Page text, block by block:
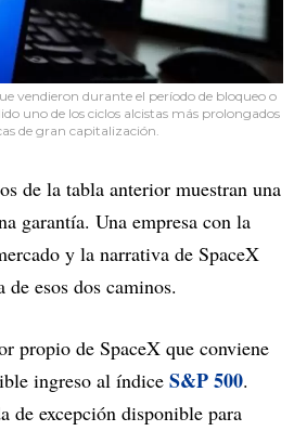
vendieron durante el período de bloqueo o
uno de los ciclos alcistas más prolongados
de gran capitalización.
de la tabla anterior muestran una
garantía. Una empresa con la
y la narrativa de SpaceX
esos dos caminos.
propio de SpaceX que conviene
ingreso al índice S&P 500.
de excepción disponible para